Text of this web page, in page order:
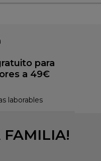
para
a 49€
laborables
FAMILIA!